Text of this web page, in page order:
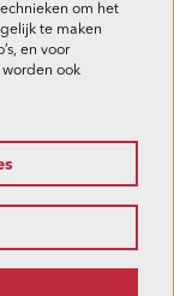
de
om het
te maken
en voor
ook